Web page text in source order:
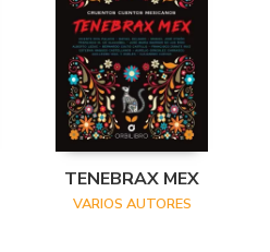
TENEBRAX MEX
VARIOS AUTORES